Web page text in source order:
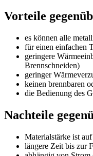
Vorteile
es können alle
für einen einfachen
geringere
Brennschneiden)
geringer
keinen brennbaren
die Bedienung des
Nachteile
Materialstärke ist
längere Zeit bis zur